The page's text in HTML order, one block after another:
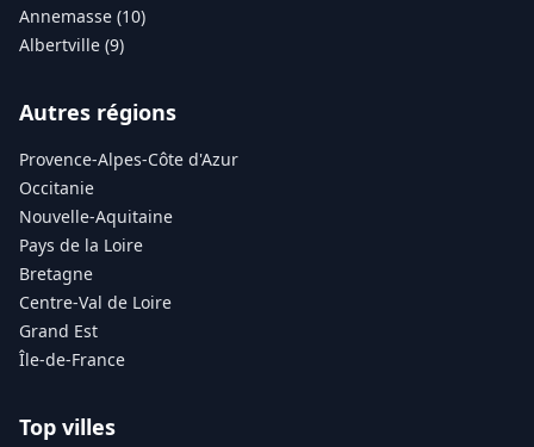
Annemasse (10)
Albertville (9)
Autres régions
Provence-Alpes-Côte d'Azur
Occitanie
Nouvelle-Aquitaine
Pays de la Loire
Bretagne
Centre-Val de Loire
Grand Est
Île-de-France
Top villes